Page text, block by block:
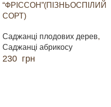
“ФРІССОН”(ПІЗНЬОСПІЛИЙ
СОРТ)
Саджанці плодових дерев,
Саджанці абрикосу
230 грн